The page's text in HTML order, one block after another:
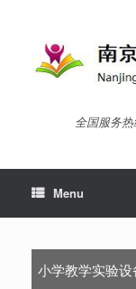
全国服务
Menu
小学教学实验设